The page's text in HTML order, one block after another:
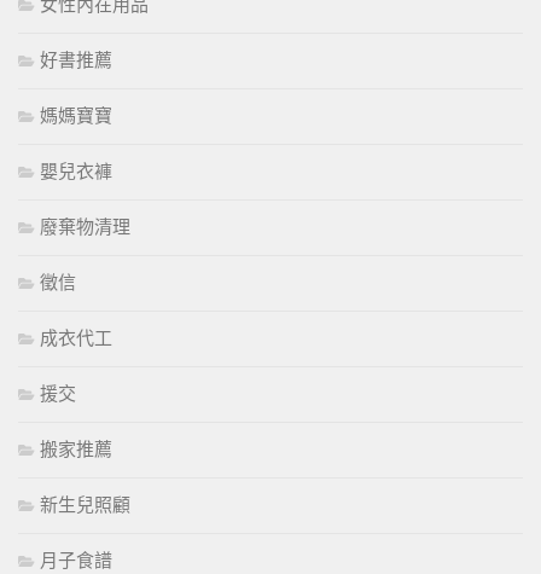
女性內在用品
好書推薦
媽媽寶寶
嬰兒衣褲
廢棄物清理
徵信
成衣代工
援交
搬家推薦
新生兒照顧
月子食譜